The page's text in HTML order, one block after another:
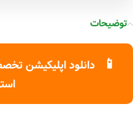
توضیحات
📱
دانلود اپلیکیشن